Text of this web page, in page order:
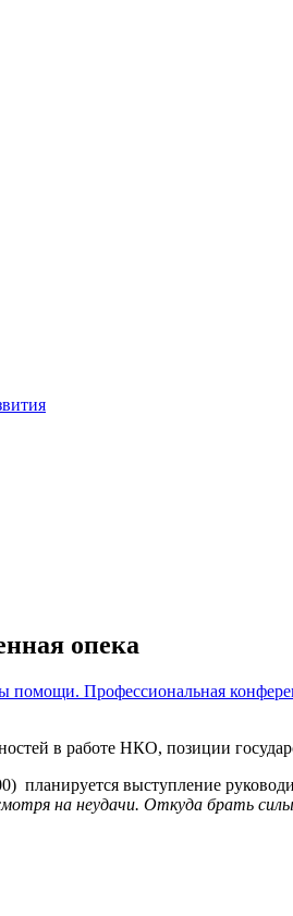
опека
помощи. Профессиональная
в работе НКО, позиции
планируется выступление
на неудачи. Откуда брать